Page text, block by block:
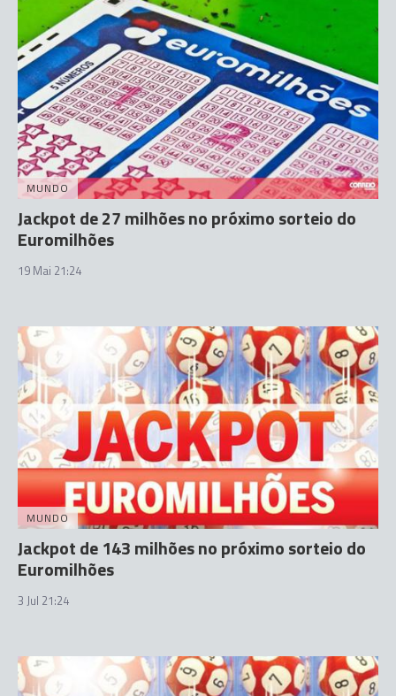
MUNDO
Jackpot de 27 milhões no próximo sorteio do
Euromilhões
19 Mai 21:24
MUNDO
Jackpot de 143 milhões no próximo sorteio do
Euromilhões
3 Jul 21:24